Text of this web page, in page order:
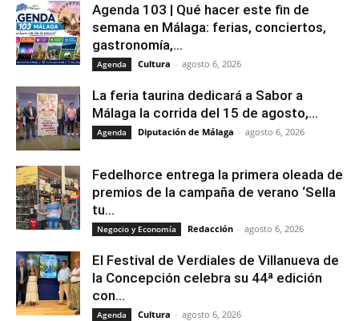
Agenda 103 | Qué hacer este fin de
semana en Málaga: ferias, conciertos,
gastronomía,...
Agenda Cultura - agosto 6, 2026
La feria taurina dedicará a Sabor a
Málaga la corrida del 15 de agosto,...
Agenda Diputación de Málaga - agosto 6, 2026
Fedelhorce entrega la primera oleada de
premios de la campaña de verano ‘Sella
tu...
Negocio y Economía Redacción - agosto 6, 2026
El Festival de Verdiales de Villanueva de
la Concepción celebra su 44ª edición
con...
Agenda Cultura - agosto 6, 2026